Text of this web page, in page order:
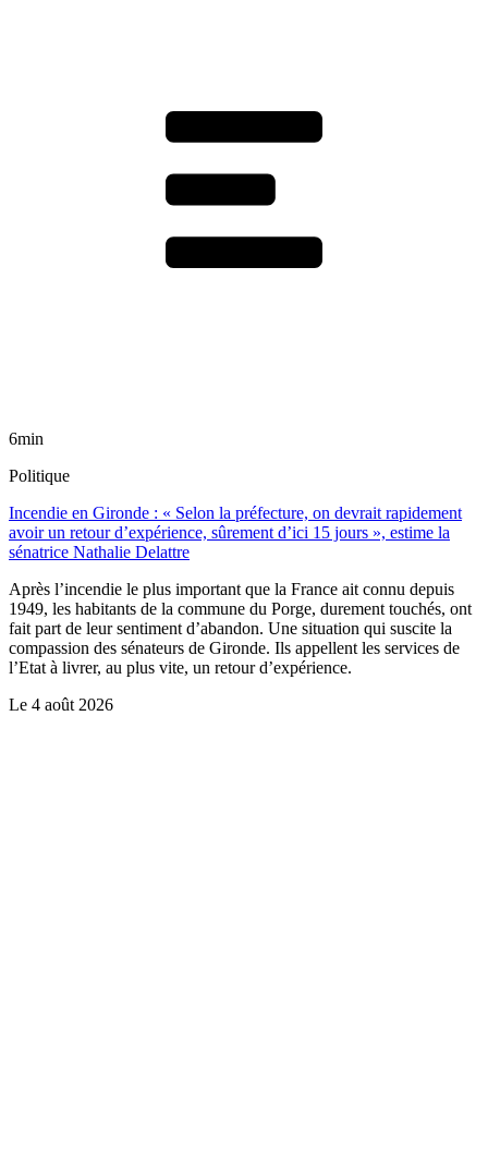
6min
Politique
Incendie en Gironde : « Selon la préfecture, on devrait rapidement
avoir un retour d’expérience, sûrement d’ici 15 jours », estime la
sénatrice Nathalie Delattre
Après l’incendie le plus important que la France ait connu depuis
1949, les habitants de la commune du Porge, durement touchés, ont
fait part de leur sentiment d’abandon. Une situation qui suscite la
compassion des sénateurs de Gironde. Ils appellent les services de
l’Etat à livrer, au plus vite, un retour d’expérience.
Le 4 août 2026